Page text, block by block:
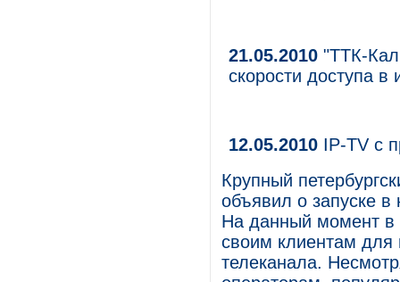
21.05.2010 "ТТК-
скорости доступа в
12.05.2010 IP-TV с
Крупный
объявил о запуске в
На данный момент в
своим клиентам для
телеканала.